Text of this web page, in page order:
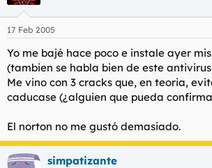
17 Feb 2005
Yo me bajé hace poco e instale ayer
(tambien se habla bien de este
Me vino con 3 cracks que, en teoria,
caducase (¿alguien que pueda
El norton no me gustó demasiado.
simpatizante